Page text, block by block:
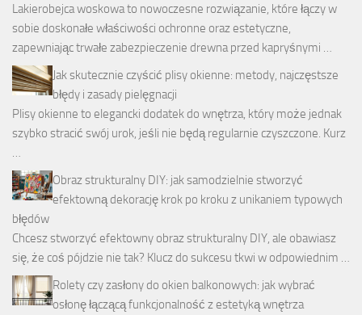
Lakierobejca woskowa to nowoczesne rozwiązanie, które łączy w
sobie doskonałe właściwości ochronne oraz estetyczne,
zapewniając trwałe zabezpieczenie drewna przed kapryśnymi …
Jak skutecznie czyścić plisy okienne: metody, najczęstsze
błędy i zasady pielęgnacji
Plisy okienne to elegancki dodatek do wnętrza, który może jednak
szybko stracić swój urok, jeśli nie będą regularnie czyszczone. Kurz
…
Obraz strukturalny DIY: jak samodzielnie stworzyć
efektowną dekorację krok po kroku z unikaniem typowych
błędów
Chcesz stworzyć efektowny obraz strukturalny DIY, ale obawiasz
się, że coś pójdzie nie tak? Klucz do sukcesu tkwi w odpowiednim …
Rolety czy zasłony do okien balkonowych: jak wybrać
osłonę łączącą funkcjonalność z estetyką wnętrza